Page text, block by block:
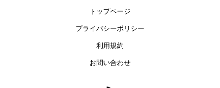
トップページ
プライバシーポリシー
利用規約
お問い合わせ